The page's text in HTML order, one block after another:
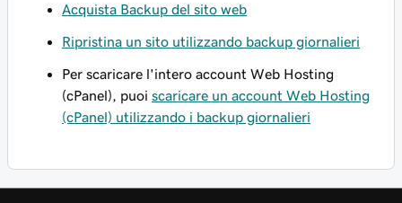
Acquista Backup del sito web
Ripristina un sito utilizzando backup giornalieri
Per scaricare l'intero account Web Hosting
(cPanel), puoi scaricare un account Web Hosting
(cPanel) utilizzando i backup giornalieri